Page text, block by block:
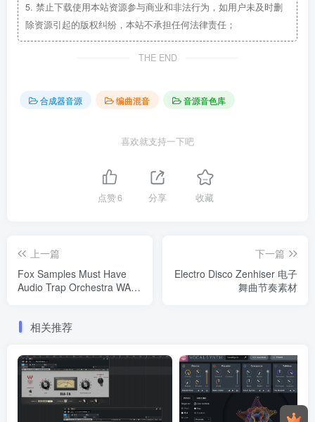
5. 禁止下载使用本站资源参与商业和非法行为，如用户未及时删
除资源引起的版权纠纷，本站不承担任何法律责任；
THE END
合成器音源 编曲混音 音源音色库
喜欢就支持一下吧
点赞6 分享 收藏
上一篇
Fox Samples Must Have
Audio Trap Orchestra WAV
下一篇
Electro Disco Zenhiser 电子
舞曲节奏素材
相关推荐